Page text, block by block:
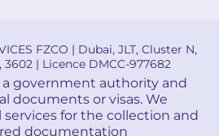
FZCO | Dubai, JLT, Cluster N,
3602 | Licence DMCC-977682
government authority and
documents or visas. We
services for the collection and
documentation